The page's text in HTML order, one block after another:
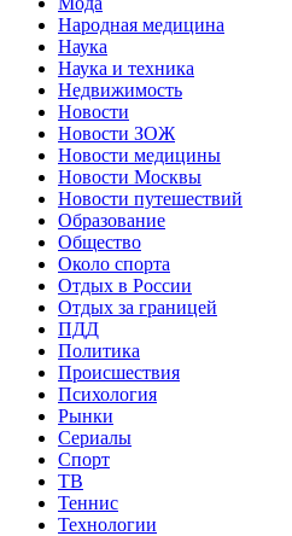
Народная медицина
Наука
Наука и техника
Недвижимость
Новости
Новости ЗОЖ
Новости медицины
Новости Москвы
Новости путешествий
Образование
Общество
Около спорта
Отдых в России
Отдых за границей
ПДД
Политика
Происшествия
Психология
Рынки
Сериалы
Спорт
ТВ
Теннис
Технологии